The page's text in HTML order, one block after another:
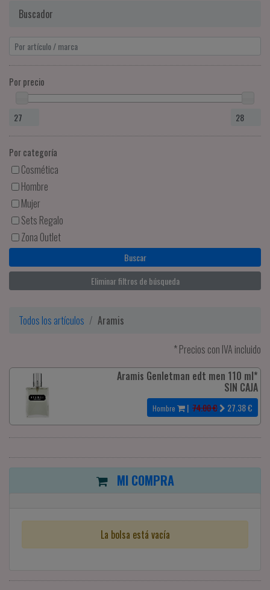
Buscador
Por precio
Por categoría
Cosmética
Hombre
Mujer
Sets Regalo
Zona Outlet
Eliminar filtros de búsqueda
Todos los artículos
Aramis
* Precios con IVA incluido
Aramis Genletman edt men 110 ml*
SIN CAJA
Hombre | 74.00 € 27.38€
MI COMPRA
La bolsa está vacía